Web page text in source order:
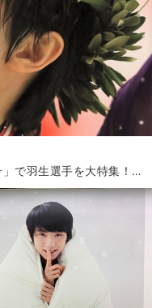
で羽生選手を大特集！…